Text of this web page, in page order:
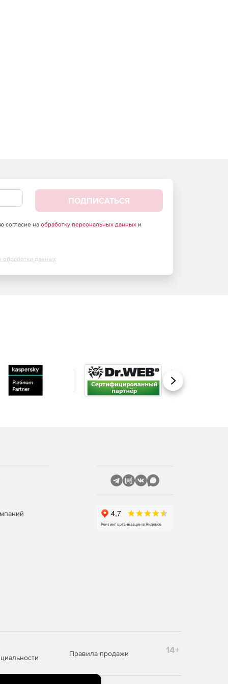
ПОДПИСАТЬСЯ
согласие на обработку персональных данныхи
обработки данных
Вперед
Правила продажи 14+